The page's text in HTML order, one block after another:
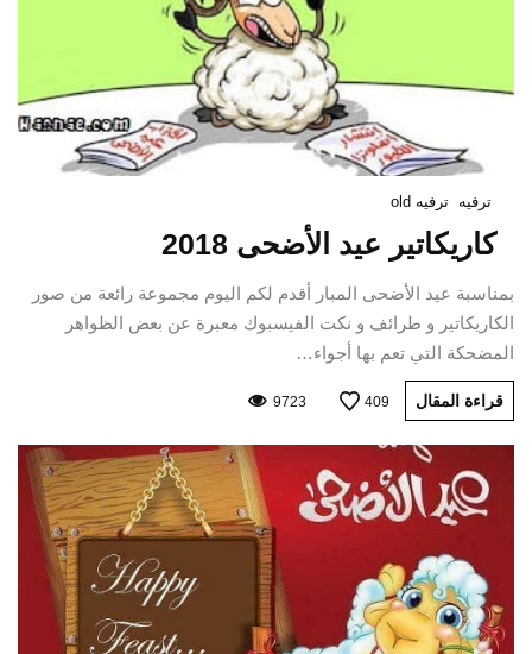
ترفيه ترفيه old
كاريكاتير عيد الأضحى 2018
بمناسبة عيد الأضحى المبار أقدم لكم اليوم مجموعة رائعة من صور
الكاريكاتير و طرائف و نكت الفيسبوك معبرة عن بعض الظواهر
المضحكة التي تعم بها أجواء…
قراءة المقال 409
9723